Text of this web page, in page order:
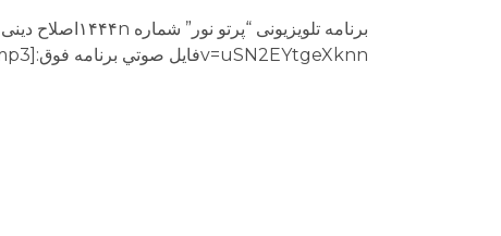
v=uSN2EYtgeXknnفايل صوتي برنامه فوق:nn[Audio: 1444.mp3]